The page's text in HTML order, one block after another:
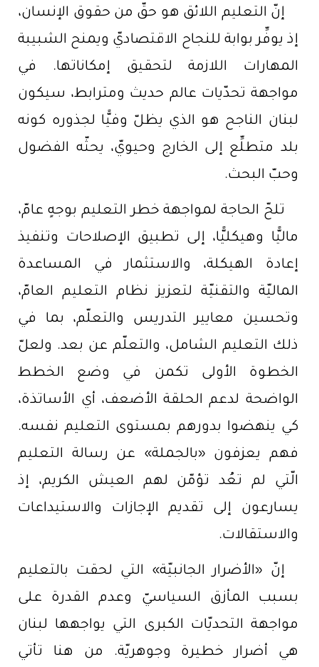
إنّ التعليم اللائق هو حقّ من حقوق الإنسان،
إذ يوفِّر بوابة للنجاح الاقتصاديّ ويمنح الشبيبة
المهارات اللازمة لتحقيق إمكاناتها. في
مواجهة تحدّيات عالم حديث ومترابط، سيكون
لبنان الناجح هو الذي يظلّ وفيًّا لجذوره كونه
بلد متطلِّع إلى الخارج وحيويّ، يحثّه الفضول
وحبّ البحث.
تلحّ الحاجة لمواجهة خطر التعليم بوجهٍ عامّ،
ماليًّا وهيكليًّا، إلى تطبيق الإصلاحات وتنفيذ
إعادة الهيكلة، والاستثمار في المساعدة
الماليّة والتقنيّة لتعزيز نظام التعليم العامّ،
وتحسين معايير التدريس والتعلّم، بما في
ذلك التعليم الشامل، والتعلّم عن بعد. ولعلّ
الخطوة الأولى تكمن في وضع الخطط
الواضحة لدعم الحلقة الأضعف، أي الأساتذة،
كي ينهضوا بدورهم بمستوى التعليم نفسه.
فهم يعزفون «بالجملة» عن رسالة التعليم
الّتي لم تعُد تؤمّن لهم العيش الكريم، إذ
يسارعون إلى تقديم الإجازات والاستيداعات
والاستقالات.
إنّ «الأضرار الجانبيّة» التي لحقت بالتعليم
بسبب المأزق السياسيّ وعدم القدرة على
مواجهة التحديّات الكبرى التي يواجهها لبنان
هي أضرار خطيرة وجوهريّة. من هنا تأتي